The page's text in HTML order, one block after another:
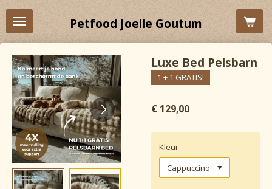
Ga
direct
hoofdinhoud
Petfood Joelle Goutum
Luxe Bed Pelsbarn
1 + 1 GRATIS!
€ 129,00
Kleur